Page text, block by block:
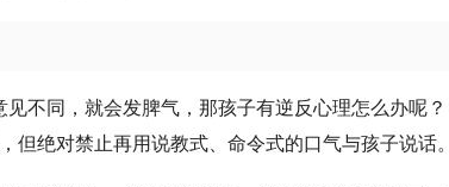
不同，就会发脾气，那孩子有逆反心理怎么办呢？
绝对禁止再用说教式、命令式的口气与孩子说话。